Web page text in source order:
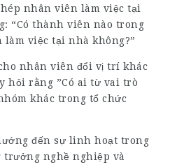
nhân viên làm việc tại
“Có thành viên nào trong
việc tại nhà không?”
nhân viên đổi vị trí khác
hỏi rằng ”Có ai từ vai trò
khác trong tổ chức
đến sự linh hoạt trong
nghề nghiệp và